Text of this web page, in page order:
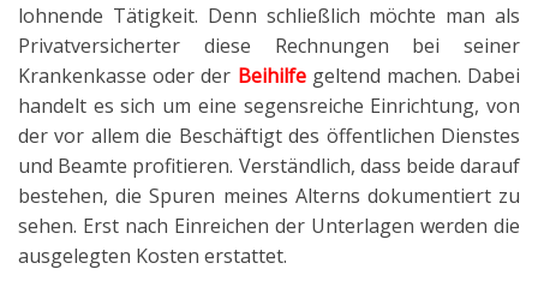
lohnende Tätigkeit. Denn schließlich möchte man als
Privatversicherter diese Rechnungen bei seiner
Krankenkasse oder der Beihilfegeltend machen. Dabei
handelt es sich um eine segensreiche Einrichtung, von
der vor allem die Beschäftigt des öffentlichen Dienstes
und Beamte profitieren. Verständlich, dass beide darauf
bestehen, die Spuren meines Alterns dokumentiert zu
sehen. Erst nach Einreichen der Unterlagen werden die
ausgelegten Kosten erstattet.